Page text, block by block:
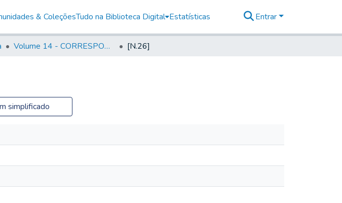
& ColeçõesTudo na Biblioteca Digital Estatísticas Entrar
Volume 14 - CORRESPONDENCIAS DIVERSAS [N.26]
simplificado